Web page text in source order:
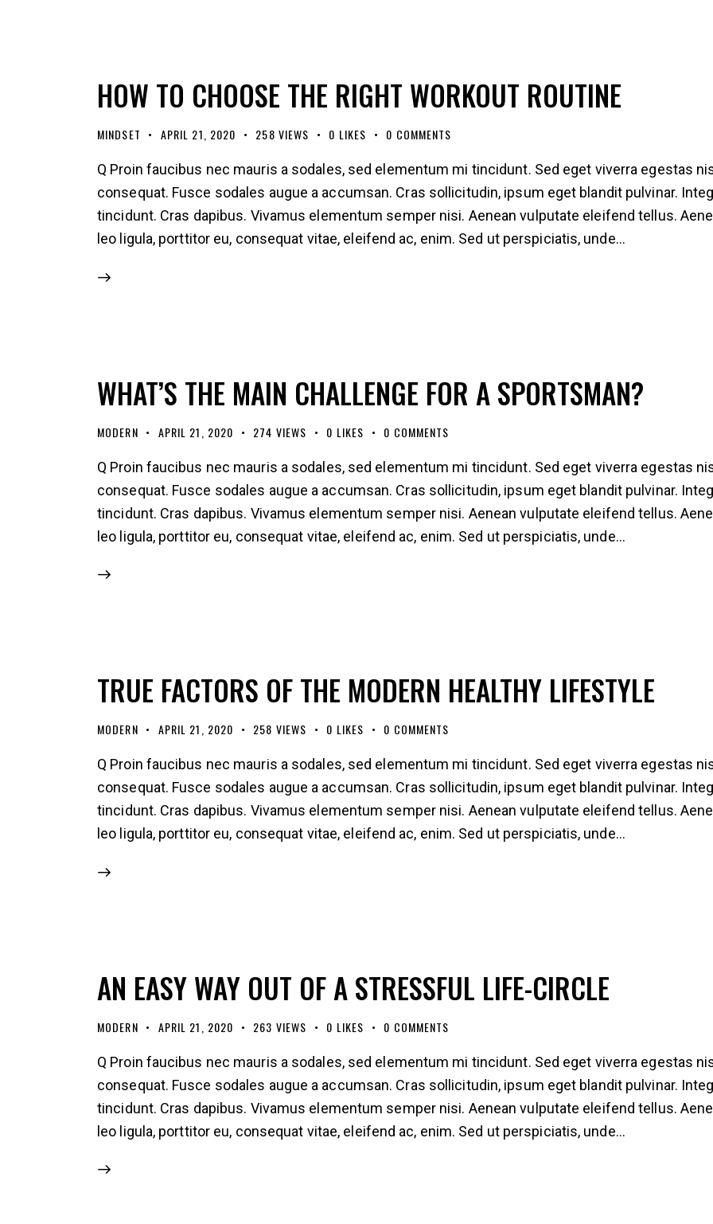
HOW TO CHOOSE THE RIGHT WORKOUT ROUTINE
MINDSET APRIL 21, 2020 258 VIEWS 0 LIKES 0 COMMENTS
Q Proin faucibus nec mauris a sodales, sed elementum mi tincidunt. Sed eget viverra egestas
consequat. Fusce sodales augue a accumsan. Cras sollicitudin, ipsum eget blandit pulvinar.
tincidunt. Cras dapibus. Vivamus elementum semper nisi. Aenean vulputate eleifend tellus.
leo ligula, porttitor eu, consequat vitae, eleifend ac, enim. Sed ut perspiciatis, unde…
WHAT’S THE MAIN CHALLENGE FOR A SPORTSMAN?
MODERN APRIL 21, 2020 274 VIEWS 0 LIKES 0 COMMENTS
Q Proin faucibus nec mauris a sodales, sed elementum mi tincidunt. Sed eget viverra egestas
consequat. Fusce sodales augue a accumsan. Cras sollicitudin, ipsum eget blandit pulvinar.
tincidunt. Cras dapibus. Vivamus elementum semper nisi. Aenean vulputate eleifend tellus.
leo ligula, porttitor eu, consequat vitae, eleifend ac, enim. Sed ut perspiciatis, unde…
TRUE FACTORS OF THE MODERN HEALTHY LIFESTYLE
MODERN APRIL 21, 2020 258 VIEWS 0 LIKES 0 COMMENTS
Q Proin faucibus nec mauris a sodales, sed elementum mi tincidunt. Sed eget viverra egestas
consequat. Fusce sodales augue a accumsan. Cras sollicitudin, ipsum eget blandit pulvinar.
tincidunt. Cras dapibus. Vivamus elementum semper nisi. Aenean vulputate eleifend tellus.
leo ligula, porttitor eu, consequat vitae, eleifend ac, enim. Sed ut perspiciatis, unde…
AN EASY WAY OUT OF A STRESSFUL LIFE-CIRCLE
MODERN APRIL 21, 2020 263 VIEWS 0 LIKES 0 COMMENTS
Q Proin faucibus nec mauris a sodales, sed elementum mi tincidunt. Sed eget viverra egestas
consequat. Fusce sodales augue a accumsan. Cras sollicitudin, ipsum eget blandit pulvinar.
tincidunt. Cras dapibus. Vivamus elementum semper nisi. Aenean vulputate eleifend tellus.
leo ligula, porttitor eu, consequat vitae, eleifend ac, enim. Sed ut perspiciatis, unde…